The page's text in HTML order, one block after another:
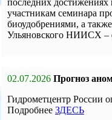
последних достижениях
участникам семинара
биоудобрениями, а
Ульяновского НИИСХ
02.07.2026 Прогноз
Гидрометцентр России
Подробнее ЗДЕСЬ